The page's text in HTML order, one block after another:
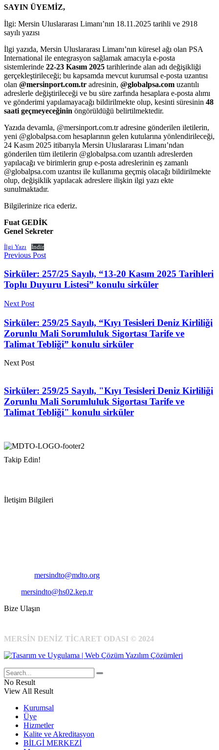
SAYIN ÜYEMİZ,
İlgi: Mersin Uluslararası Limanı’nın 18.11.2025 tarihli ve 2918
sayılı yazısı
İlgi yazıda, Mersin Uluslararası Limanı’nın küresel ağı olan PSA
International ile entegrasyon sağlamak amacıyla e-posta
sistemlerinde 22-23 Kasım 2025 tarihlerinde alan adı değişikliği
gerçekleştirileceği; bu kapsamda mevcut kurumsal e-posta uzantısı
olan @mersinport.com.tr adresinin, @globalpsa.com uzantılı
adreslerle değiştirileceği ve bu süre zarfında hesaplara e-posta alımı
ve gönderimi yapılamayacağı bildirilmekte olup, kesinti süresinin 48
saati geçmeyeceğinin öngörüldüğü belirtilmektedir.
Yazıda devamla, @mersinport.com.tr adresine gönderilen iletilerin,
yeni @globalpsa.com hesaplarının gelen kutularına yönlendirileceği,
24 Kasım 2025 itibarıyla Mersin Uluslararası Limanı’ndan
gönderilen tüm iletilerin @globalpsa.com uzantılı adreslerden
yapılacağı ve birimlerin grup e-posta adreslerinin eş zamanlı
@globalpsa.com uzantısı ile kullanıma geçmiş olacağı bildirilmekte
olup, değişiklik yapılacak adreslere ilişkin ilgi yazı ekte
sunulmaktadır.
Bilgilerinize rica ederiz.
Fuat GEDİK
Genel Sekreter
İlgi Yazı İndir
Previous Post
Sirküler: 257/25 Sayılı, “13-20 Kasım 2025 Tarihleri
Toplu Duyuru Listesi” konulu sirküler
Next Post
Sirküler: 259/25 Sayılı, “Kıyı Tesisleri Deniz Kirliliği
Zorunlu Mali Sorumluluk Sigortası Tarife ve
Talimat Tebliği” konulu sirküler
Next Post
Sirküler: 259/25 Sayılı, "Kıyı Tesisleri Deniz Kirliliği
Zorunlu Mali Sorumluluk Sigortası Tarife ve
Talimat Tebliği" konulu sirküler
Takip Edin!
İletişim Bilgileri
mersindto@mdto.org
mersindto@hs02.kep.tr
Bize Ulaşın
MERSİN DENİZ TİCARET ODASI © 2024
No Result
View All Result
Kurumsal
Üye
Hizmetler
Kalite ve Akreditasyon
BİLGİ MERKEZİ